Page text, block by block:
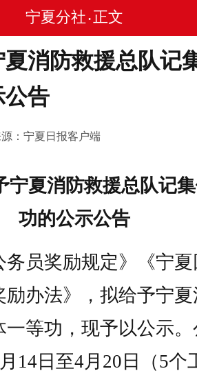
宁夏分社 • 正文
消防救援总队记
公告
源：宁夏日报客户端
宁夏消防救援总队记
功的公示公告
员奖励规定》《宁夏
励办法》，拟给予宁
一等功，现予以公示
14日至4月20日（5个